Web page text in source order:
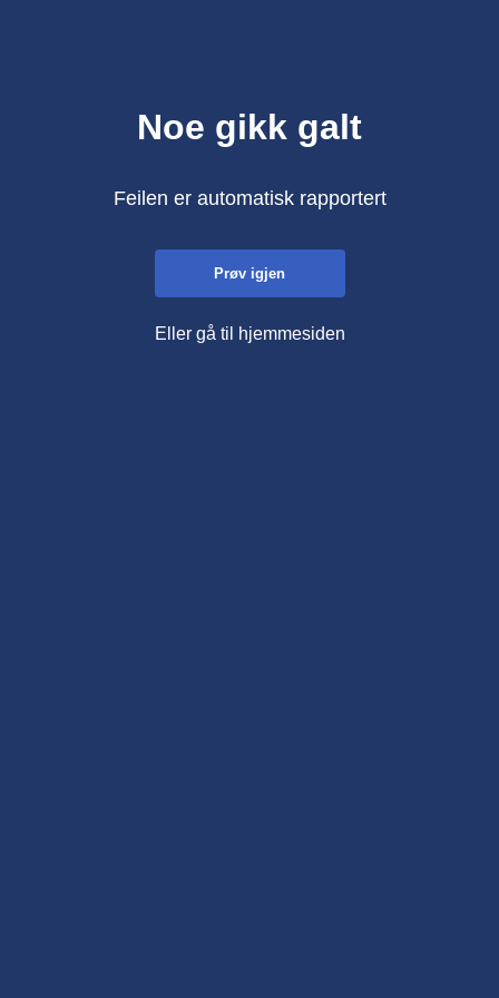
Noe gikk galt
Feilen er automatisk rapportert
Prøv igjen
Eller gå til hjemmesiden